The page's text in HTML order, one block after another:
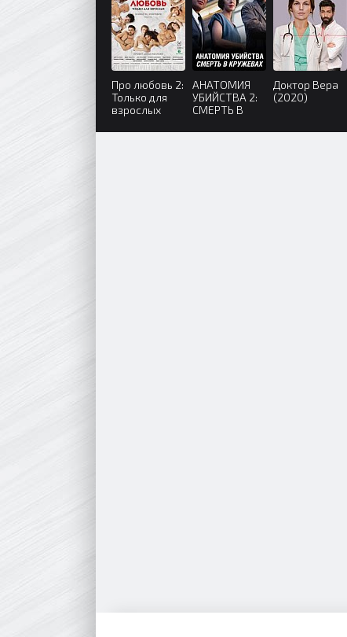
Про любовь 2:
Только для
взрослых
АНАТОМИЯ
УБИЙСТВА 2:
СМЕРТЬ В
(2019)
Доктор Вера
(2020)